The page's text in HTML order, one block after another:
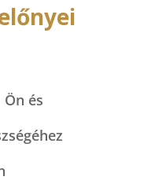
és